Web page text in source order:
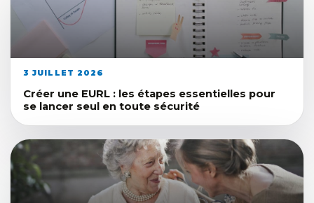
3 JUILLET 2026
Créer une EURL : les étapes essentielles pour
se lancer seul en toute sécurité